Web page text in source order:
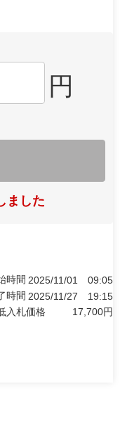
円
ました
時間 2025/11/01
09:05
時間 2025/11/27
19:15
入札価格
17,700円